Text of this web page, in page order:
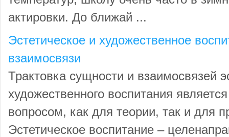
актировки. До ближай ...
Эстетическое и художественное
взаимосвязи
Трактовка сущности и взаимосвязей
художественного воспитания
вопросом, как для теории, так и для
Эстетическое воспитание –